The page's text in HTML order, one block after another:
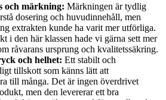
och märkning: Märkningen är tydlig
dosering och huvudinnehåll, men
extrakten kunde ha varit mer utförliga.
i den här klassen hade vi gärna sett mer
råvarans ursprung och kvalitetssäkring.
och helhet: Ett stabilt och
tillskott som känns lätt att
till många. Det är ingen överdrivet
men den levererar ett bra